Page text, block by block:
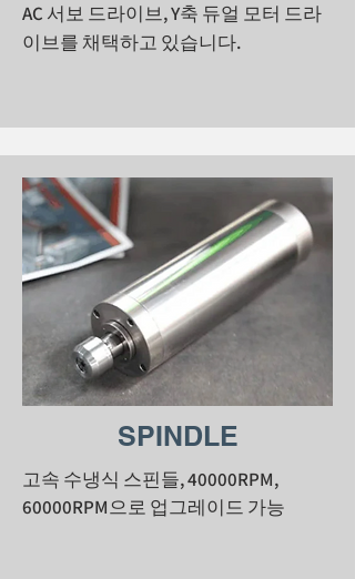
AC 서보 드라이브, Y축 듀얼 모터 드라
이브를 채택하고 있습니다.
SPINDLE
고속 수냉식 스핀들, 40000RPM,
60000RPM으로 업그레이드 가능